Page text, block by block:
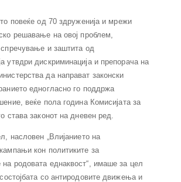
повеќе од 70 здруженија и мрежи
решавање на овој проблем,
спречување и заштита од
утвдри дискриминација и препорача на
да направат законски
едногласно го поддржа
веќе пола година Комисијата за
става законот на дневен ред.
насловен „Влијанието на
кон политиките за
родовата еднаквост“, имаше за цел
со антиродовите движења и